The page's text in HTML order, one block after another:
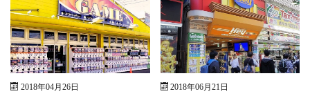
2018年04月26日 2018年06月21日